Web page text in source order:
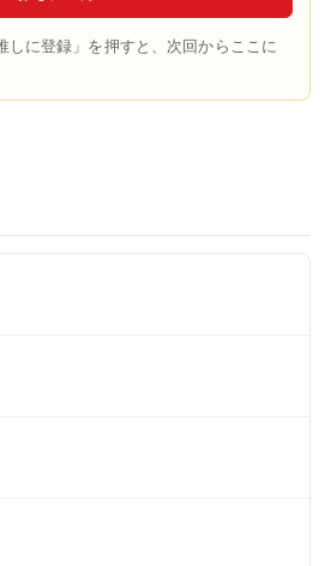
しに登録」を押すと、次回からここに